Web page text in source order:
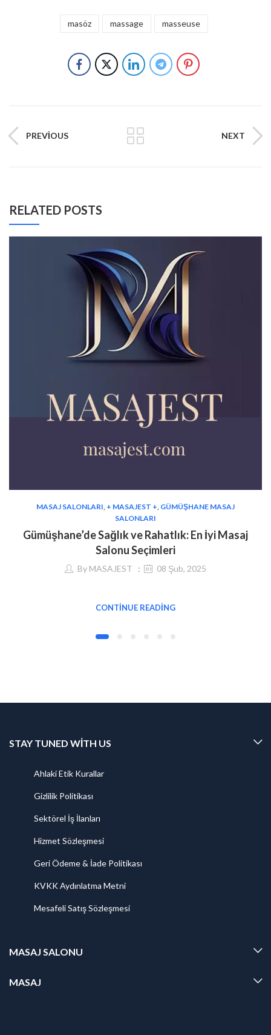
masöz massage masseuse
PREVIOUS NEXT
RELATED POSTS
MASAJ SALONLARI + MASAJEST + GÜMÜŞHANE MASAJ
SALONLARI
Gümüşhane’de Sağlık ve Rahatlık: En İyi Masaj
Salonu Seçimleri
By MASAJEST 08 Şub, 2025
CONTINUE READING
STAY TUNED WITH US
Ahlaki Etik Kurallar
Gizlilik Politikası
Sektörel İş İlanları
Hizmet Sözleşmesi
Geri Ödeme & İade Politikası
KVKK Aydınlatma Metni
Mesafeli Satış Sözleşmesi
MASAJ SALONU
MASAJ